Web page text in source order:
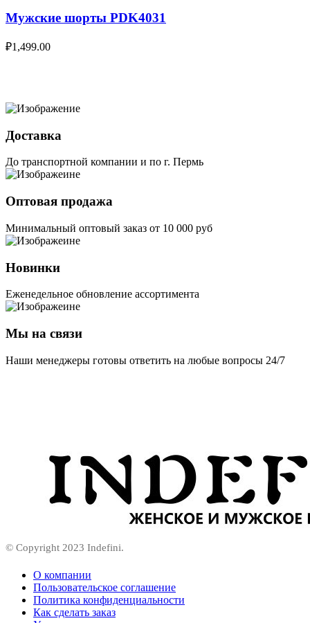
Мужские шорты PDK4031
₽1,499.00
Доставка
До транспортной компании и по г. Пермь
Оптовая продажа
Минимальный оптовый заказ от 10 000 руб
Новинки
Еженедельное обновление ассортимента
Мы на связи
Наши менеджеры готовы ответить на любые вопросы 24/7
© Copyright 2023 Indefini.
О компании
Пользовательское соглашение
Политика конфиденциальности
Как сделать заказ